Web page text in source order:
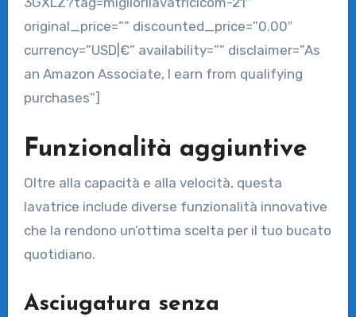
original_price=”” discounted_price=”0.00″
currency=”USD|€” availability=”” disclaimer=”As
an Amazon Associate, I earn from qualifying
purchases”]
Funzionalità aggiuntive
Oltre alla capacità e alla velocità, questa
lavatrice include diverse funzionalità innovative
che la rendono un’ottima scelta per il tuo bucato
quotidiano.
Asciugatura senza